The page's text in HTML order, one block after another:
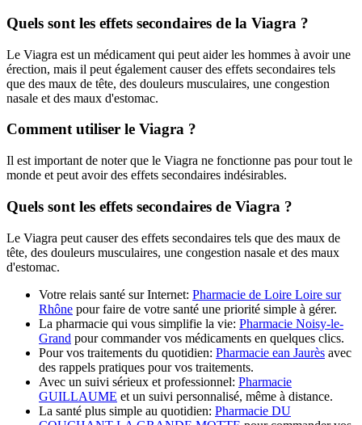
Quels sont les effets secondaires de la Viagra ?
Le Viagra est un médicament qui peut aider les hommes à avoir une
érection, mais il peut également causer des effets secondaires tels
que des maux de tête, des douleurs musculaires, une congestion
nasale et des maux d'estomac.
Comment utiliser le Viagra ?
Il est important de noter que le Viagra ne fonctionne pas pour tout le
monde et peut avoir des effets secondaires indésirables.
Quels sont les effets secondaires de Viagra ?
Le Viagra peut causer des effets secondaires tels que des maux de
tête, des douleurs musculaires, une congestion nasale et des maux
d'estomac.
Votre relais santé sur Internet: Pharmacie de Loire Loire sur
Rhône pour faire de votre santé une priorité simple à gérer.
La pharmacie qui vous simplifie la vie: Pharmacie Noisy-le-
Grand pour commander vos médicaments en quelques clics.
Pour vos traitements du quotidien: Pharmacie ean Jaurès avec
des rappels pratiques pour vos traitements.
Avec un suivi sérieux et professionnel: Pharmacie
GUILLAUME et un suivi personnalisé, même à distance.
La santé plus simple au quotidien: Pharmacie DU